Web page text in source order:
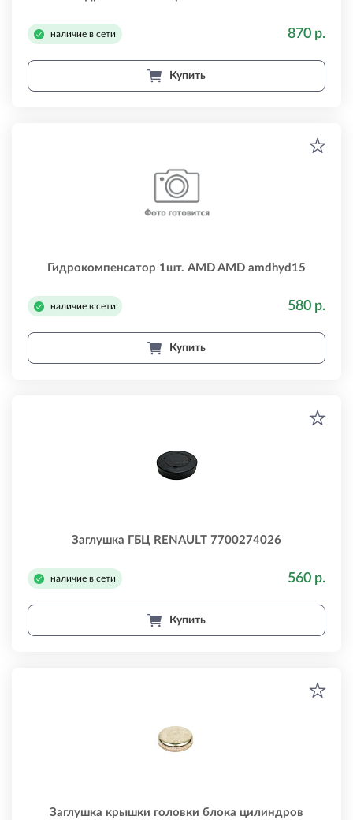
наличие в сети 870 р.
Купить
Гидрокомпенсатор 1шт. AMD AMD amdhyd15
наличие в сети 580 р.
Купить
Заглушка ГБЦ RENAULT 7700274026
наличие в сети 560 р.
Купить
Заглушка крышки головки блока цилиндров